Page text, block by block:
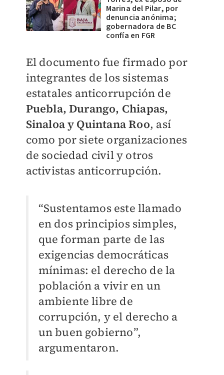
Marina del Pilar, por
denuncia anónima;
gobernadora de BC
confía en FGR
El documento fue firmado por
integrantes de los sistemas
estatales anticorrupción de
Puebla, Durango, Chiapas,
Sinaloa y Quintana Roo, así
como por siete organizaciones
de sociedad civil y otros
activistas anticorrupción.
“Sustentamos este llamado
en dos principios simples,
que forman parte de las
exigencias democráticas
mínimas: el derecho de la
población a vivir en un
ambiente libre de
corrupción, y el derecho a
un buen gobierno”,
argumentaron.